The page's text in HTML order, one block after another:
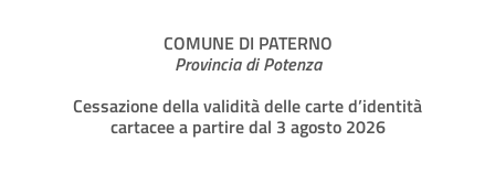
COMUNE DI PATERNO
Provincia di Potenza
Cessazione della validità delle carte d’identità
cartacee a partire dal 3 agosto 2026